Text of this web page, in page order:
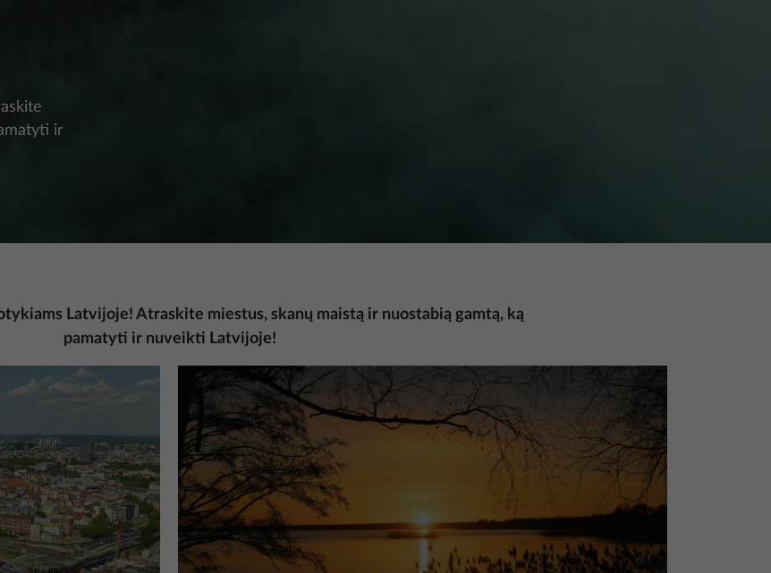
ir
Latvijoje! Atraskite miestus, skanų maistą ir nuostabią gamtą, ką
pamatyti ir nuveikti Latvijoje!